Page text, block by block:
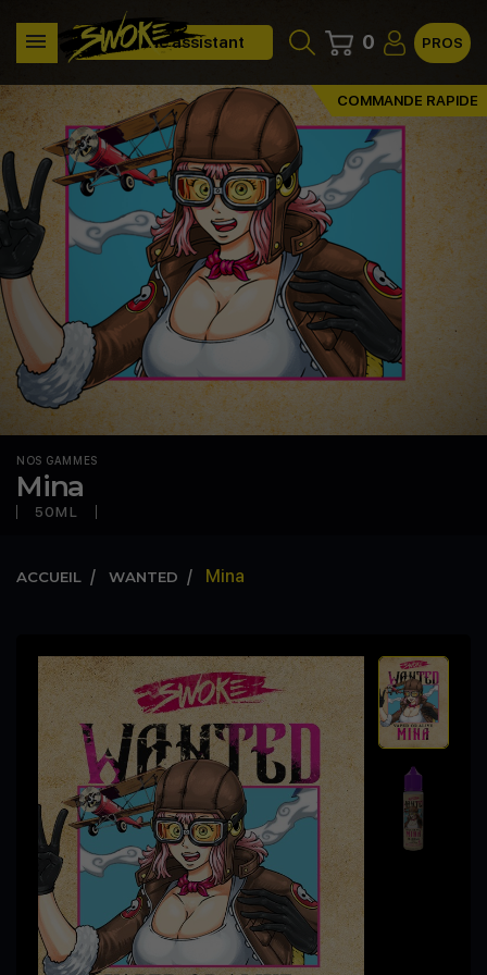
COMMANDE RAPIDE
Clone assistant 0 PROS
NOS GAMMES
Mina
50ML
ACCUEIL WANTED Mina